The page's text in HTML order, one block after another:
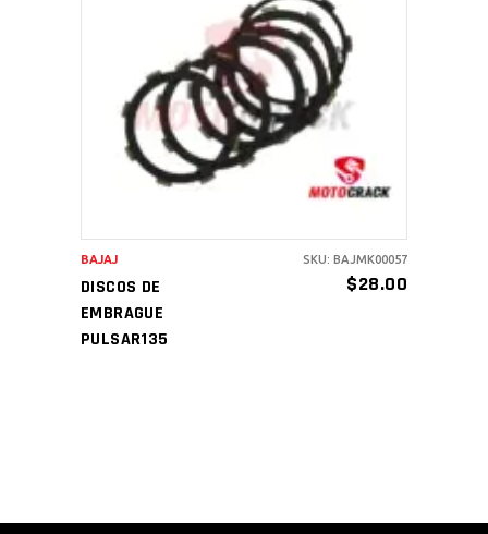
AÑADIR AL CARRITO
DISCOS DE
EMBRAGUE
PULSAR135
$28.00
BAJAJ SKU: BAJMK00057